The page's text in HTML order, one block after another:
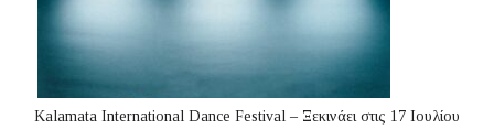
Kalamata International Dance Festival – Ξεκινάει στις 17 Ιουλίου